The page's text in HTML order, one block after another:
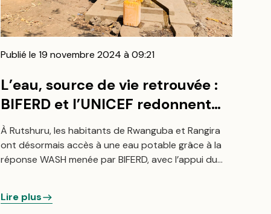
Publié le 19 novembre 2024 à 09:21
L’eau, source de vie retrouvée :
BIFERD et l’UNICEF redonnent
espoir aux communautés de
Rangira et Rwanguba
À Rutshuru, les habitants de Rwanguba et Rangira
ont désormais accès à une eau potable grâce à la
réponse WASH menée par BIFERD, avec l’appui du
Lire plus